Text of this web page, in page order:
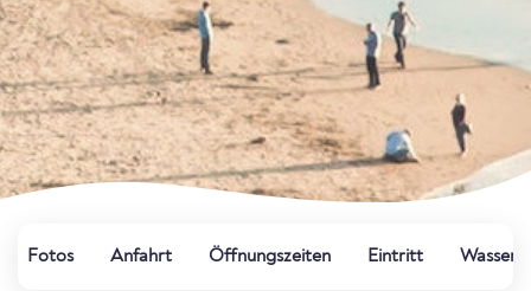
Fotos Anfahrt Öffnungszeiten Eintritt